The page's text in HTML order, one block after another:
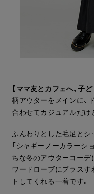
【ママ友とカフェへ、子
柄アウターをメインに、
合わせてカジュアルだけ
ふんわりとした毛足と
「シャギーノーカラーシ
ちな冬のアウターコーデ
ワードローブにプラスす
トしてくれる一着です。